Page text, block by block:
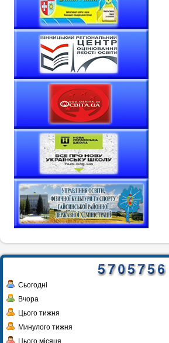
Сьогодні
Вчора
Цього тижня
Минулого тижня
Цього місяця